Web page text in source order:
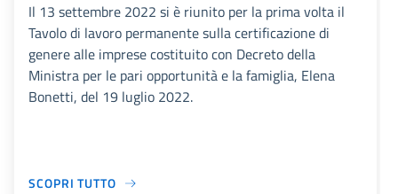
Il 13 settembre 2022 si è riunito per la prima volta il
Tavolo di lavoro permanente sulla certificazione di
genere alle imprese costituito con Decreto della
Ministra per le pari opportunità e la famiglia, Elena
Bonetti, del 19 luglio 2022.
SCOPRI TUTTO